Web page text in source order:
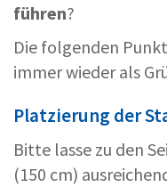
führen?
Die folgenden
immer wieder als
Platzierung der
Bitte lasse zu den
(150 cm)